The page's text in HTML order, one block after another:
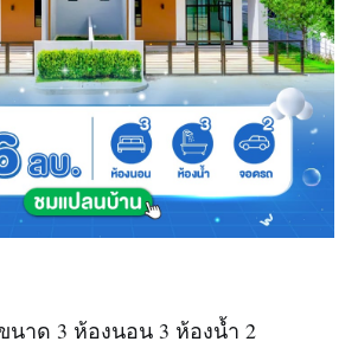
นาด 3 ห้องนอน 3 ห้องน้ำ 2